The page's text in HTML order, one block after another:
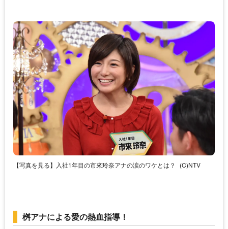
【写真を見る】入社1年目の市來玲奈アナの涙のワケとは？ (C)NTV
桝アナによる愛の熱血指導！